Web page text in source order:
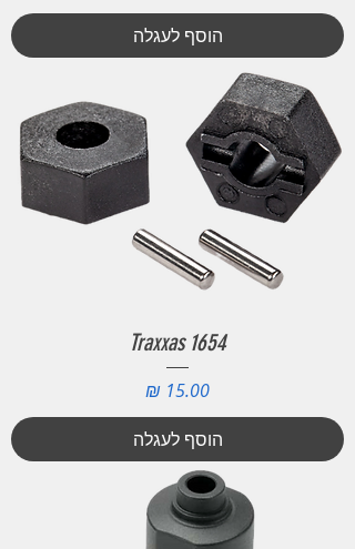
הוסף לעגלה
Traxxas 1654
מחיר
הוסף לעגלה